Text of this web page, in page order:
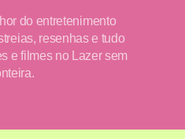
do entretenimento
resenhas e tudo
e filmes no Lazer sem